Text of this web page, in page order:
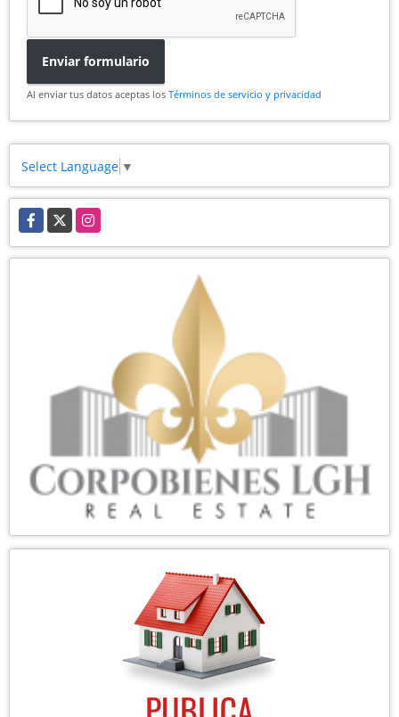
Enviar formulario
Al enviar tus datos aceptas los Términos de servicio y privacidad
Select Language ▼
Facebook
X Instagram